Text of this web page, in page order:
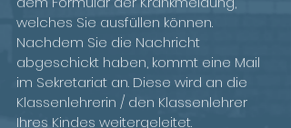
welches Sie ausfüllen können.
Nachdem Sie die Nachricht
abgeschickt haben, kommt eine Mail
im Sekretariat an. Diese wird an die
Klassenlehrerin / den Klassenlehrer
Ihres Kindes weitergeleitet.